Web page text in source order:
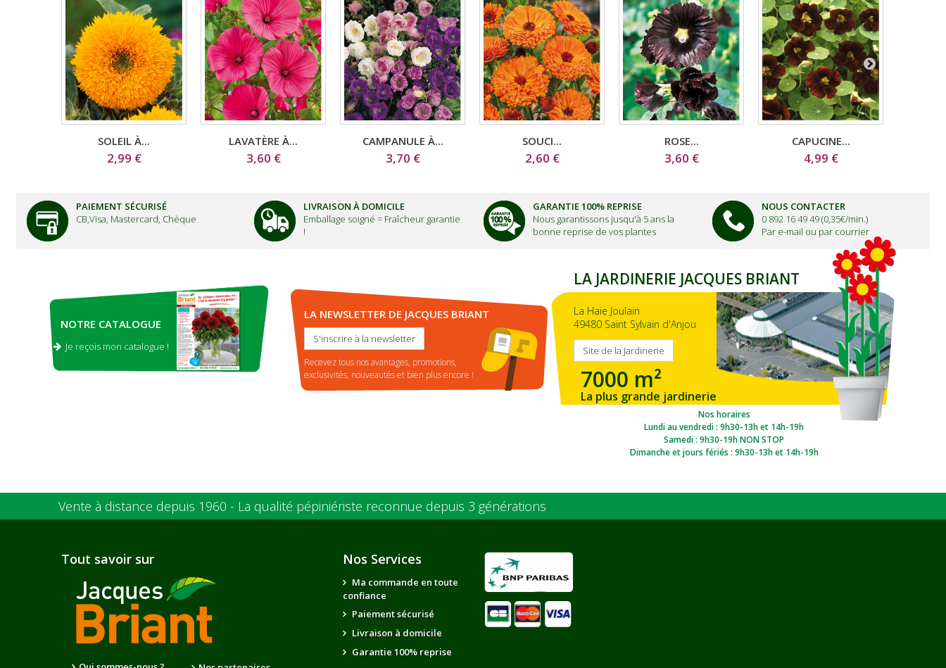
SOLEIL À...
2,99 €
LAVATÈRE À...
3,60 €
CAMPANULE À...
3,70 €
SOUCI...
2,60 €
ROSE...
3,60 €
CAPUCINE...
4,99 €
PAIEMENT SÉCURISÉ
CB,Visa, Mastercard, Chèque
LIVRAISON À DOMICILE
Emballage soigné = Fraîcheur garantie
!
GARANTIE 100% REPRISE
Nous garantissons jusqu'à 5 ans la
bonne reprise de vos plantes
NOUS CONTACTER
0 892 16 49 49 (0,35€/min.)
Par e-mail ou par courrier
NOTRE CATALOGUE
Je reçois mon catalogue !
LA NEWSLETTER DE JACQUES BRIANT
S'inscrire à la newsletter
Recevez tous nos avantages, promotions,
exclusivités, nouveautés et bien plus encore !
LA JARDINERIE JACQUES BRIANT
La Haie Joulain
49480 Saint Sylvain d'Anjou
Site de la Jardinerie
7000 m²
La plus grande jardinerie
de la région Ouest
Nos horaires
Lundi au vendredi : 9h30-13h et 14h-19h
Samedi : 9h30-19h NON STOP
Dimanche et jours fériés : 9h30-13h et 14h-19h
Vente à distance depuis 1960 - La qualité pépiniériste reconnue depuis 3 générations
Tout savoir sur Nos Services
Ma commande en toute
confiance
Paiement sécurisé
Livraison à domicile
Garantie 100% reprise